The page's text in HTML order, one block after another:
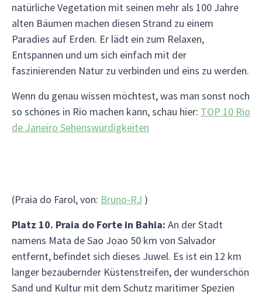
natürliche Vegetation mit seinen mehr als 100 Jahre
alten Bäumen machen diesen Strand zu einem
Paradies auf Erden. Er lädt ein zum Relaxen,
Entspannen und um sich einfach mit der
faszinierenden Natur zu verbinden und eins zu werden.
Wenn du genau wissen möchtest, was man sonst noch
so schönes in Rio machen kann, schau hier: TOP 10 Rio
de Janeiro Sehenswürdigkeiten
(Praia do Farol, von: Bruno-RJ )
Platz 10. Praia do Forte in Bahia: An der Stadt
namens Mata de Sao Joao 50 km von Salvador
entfernt, befindet sich dieses Juwel. Es ist ein 12 km
langer bezaubernder Küstenstreifen, der wunderschön
Sand und Kultur mit dem Schutz maritimer Spezien